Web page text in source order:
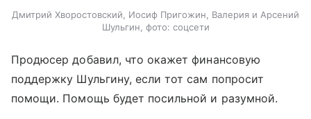
Дмитрий Хворостовский, Иосиф Пригожин, Валерия и Арсений
Шульгин, фото: соцсети
Продюсер добавил, что окажет финансовую
поддержку Шульгину, если тот сам попросит
помощи. Помощь будет посильной и разумной.